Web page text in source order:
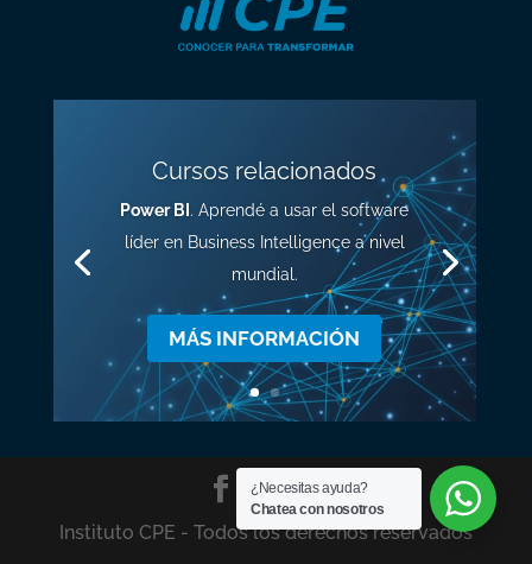
Cursos relacionados
Power BI . Aprendé a usar el software
líder en Business Intelligence a nivel
mundial.
MÁS INFORMACIÓN
Instituto CPE - Todos los derechos reservados
¿Necesitas ayuda?
Chatea con nosotros